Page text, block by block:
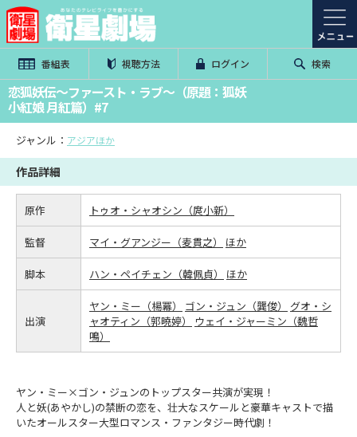
番組表 視聴方法 ログイン 検索
恋狐妖伝～ファースト・ラブ～（原題：狐妖
小紅娘 月紅篇）#7
ジャンル： アジアほか
作品詳細
原作 トゥオ・シャオシン（庹小新）
監督 マイ・グアンジー（麦貫之） ほか
脚本 ハン・ペイチェン（韓佩貞） ほか
出演
ヤン・ミー（楊冪） ゴン・ジュン（龔俊）
グオ・シ
ャオティン（郭曉婷）
ウェイ・ジャーミン（魏哲
鳴）
ヤン・ミー×ゴン・ジュンのトップスター共演が実現！
人と妖(あやかし)の禁断の恋を、壮大なスケールと豪華キャストで描
いたオールスター大型ロマンス・ファンタジー時代劇！